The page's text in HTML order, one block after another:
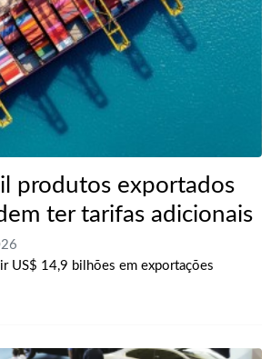
produtos exportados
ter tarifas adicionais
US$ 14,9 bilhões em exportações